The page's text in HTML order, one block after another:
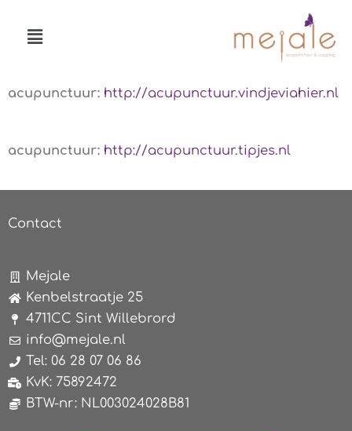
naarMenu
acupunctuur: http://acupunctuur.vindjeviahier.nl
acupunctuur: http://acupunctuur.tipjes.nl
Contact
Mejale
Kenbelstraatje 25
4711CC Sint Willebrord
info@mejale.nl
Tel: 06 28 07 06 86
KvK: 75892472
BTW-nr: NL003024028B81